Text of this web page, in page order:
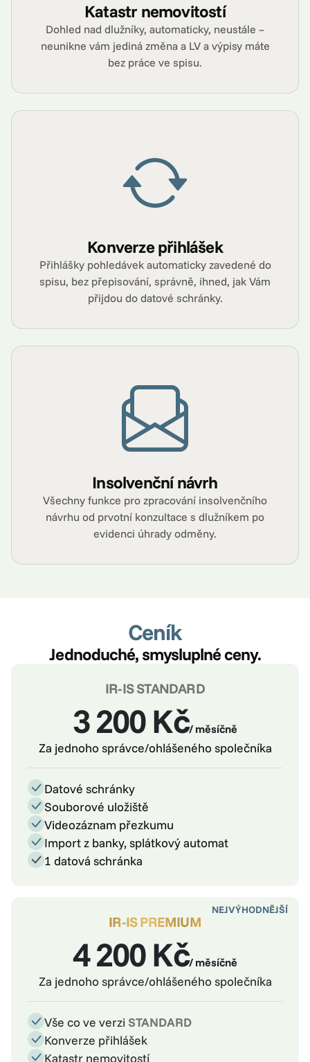
Katastr nemovitostí
Dohled nad dlužníky, automaticky, neustále –
neunikne vám jediná změna a LV a výpisy máte
bez práce ve spisu.
Konverze přihlášek
Přihlášky pohledávek automaticky zavedené do
spisu, bez přepisování, správně, ihned, jak Vám
přijdou do datové schránky.
Insolvenční návrh
Všechny funkce pro zpracování insolvenčního
návrhu od prvotní konzultace s dlužníkem po
evidenci úhrady odměny.
Ceník
Jednoduché, smysluplné ceny.
IR-IS STANDARD
3 200 Kč/ měsíčně
Za jednoho správce/ohlášeného společníka
Datové schránky
Souborové uložiště
Videozáznam přezkumu
Import z banky, splátkový automat
1 datová schránka
NEJVÝHODNĚJŠÍ
IR-IS PREMIUM
4 200 Kč/ měsíčně
Za jednoho správce/ohlášeného společníka
Vše co ve verzi STANDARD
Konverze přihlášek
Katastr nemovitostí